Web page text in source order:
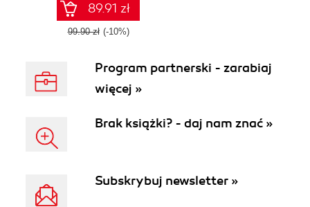
89.91 zł
99.90 zł (-10%)
Program partnerski - zarabiaj
więcej »
Brak książki? - daj nam znać »
Subskrybuj newsletter »